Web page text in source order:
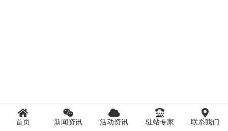
首页 新闻资讯 活动资讯 驻站专家 联系我们